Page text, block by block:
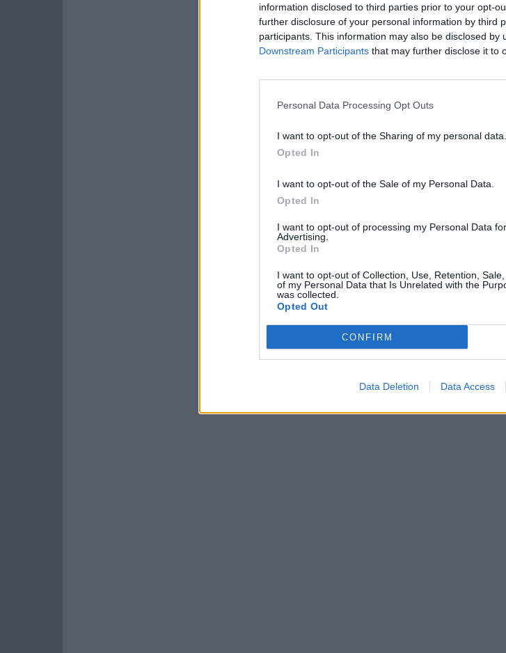
information disclosed to third parties prior to your opt-
further disclosure of your personal information by third
participants. This information may also be disclosed by
Downstream Participants that may further disclose it to
Personal Data Processing Opt Outs
I want to opt-out of the Sharing of my personal data.
Opted In
I want to opt-out of the Sale of my Personal Data.
Opted In
I want to opt-out of processing my Personal Data
Advertising.
Opted In
I want to opt-out of Collection, Use, Retention,
of my Personal Data that Is Unrelated with the
was collected.
Opted Out
CONFIRM
Data Deletion Data Access